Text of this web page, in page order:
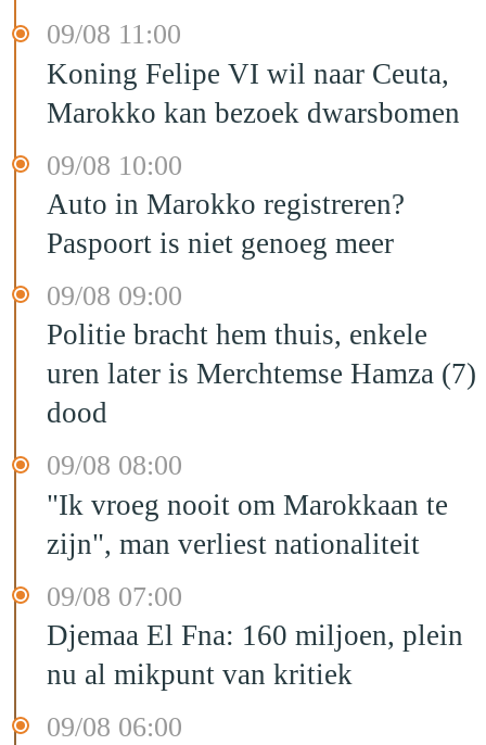
09/08 11:00
Koning Felipe VI wil naar Ceuta,
Marokko kan bezoek dwarsbomen
09/08 10:00
Auto in Marokko registreren?
Paspoort is niet genoeg meer
09/08 09:00
Politie bracht hem thuis, enkele
uren later is Merchtemse Hamza (7)
dood
09/08 08:00
"Ik vroeg nooit om Marokkaan te
zijn", man verliest nationaliteit
09/08 07:00
Djemaa El Fna: 160 miljoen, plein
nu al mikpunt van kritiek
09/08 06:00